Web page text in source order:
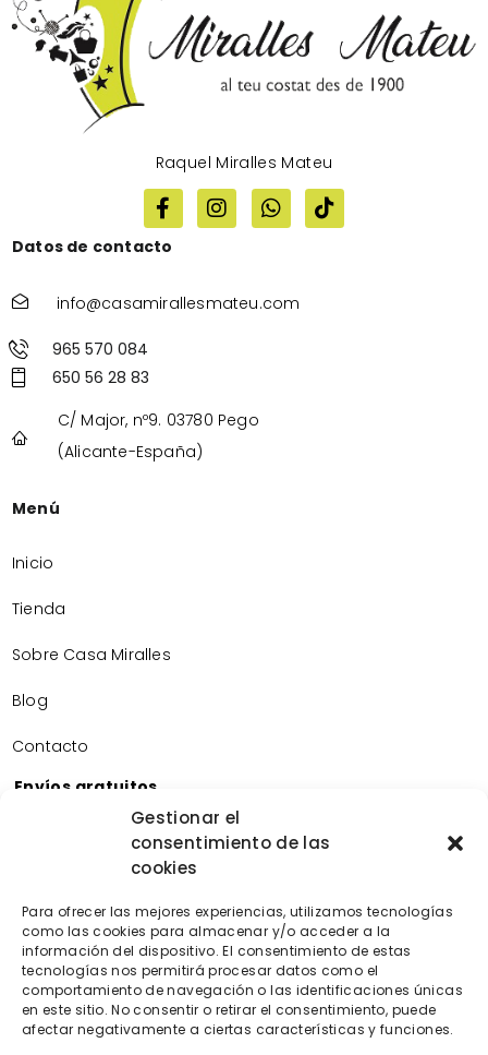
Gestionar el
consentimiento de las
cookies
Para ofrecer las mejores experiencias, utilizamos tecnologías
como las cookies para almacenar y/o acceder a la
información del dispositivo. El consentimiento de estas
tecnologías nos permitirá procesar datos como el
comportamiento de navegación o las identificaciones únicas
en este sitio. No consentir o retirar el consentimiento, puede
afectar negativamente a ciertas características y funciones.
Raquel Miralles Mateu
Datos de contacto
info@casamirallesmateu.com
965 570 084
650 56 28 83
C/ Major, nº9. 03780 Pego
(Alicante-España)
Menú
Inicio
Tienda
Sobre Casa Miralles
Blog
Contacto
Envíos gratuitos
Envíos gratuitos por la compra de más de 60€.
Devoluciones gratuitas
Devoluciones gratuitas en nuestra tienda física.
Pago seguro
Tarjeta de crédito/débito.
Transferencia bancaria.
Bizum.